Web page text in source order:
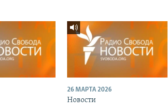
26 МАРТА 2026
Новости